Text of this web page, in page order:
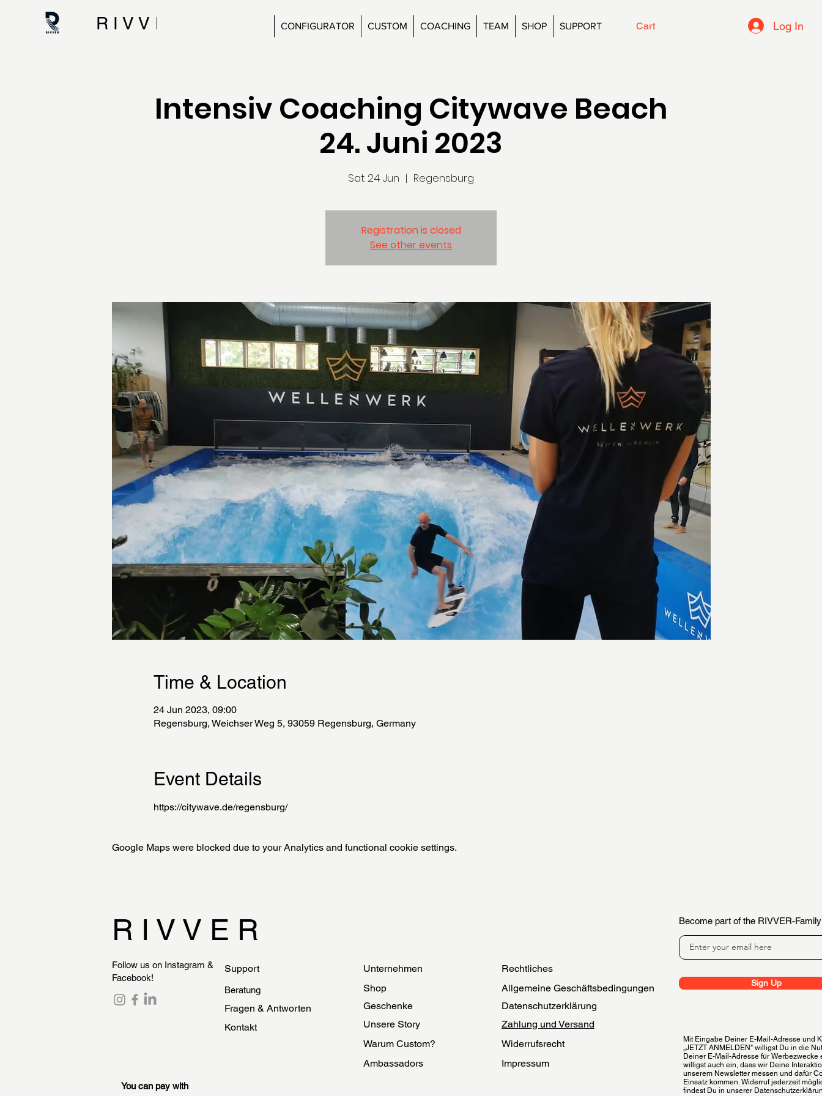
R I V V E R CONFIGURATOR CUSTOM COACHING TEAM SHOP SUPPORT Cart Log In
Intensiv Coaching Citywave Beach
24. Juni 2023
Sat 24 Jun
  |
Regensburg
Registration is closed
See other events
Time & Location
24 Jun 2023, 09:00
Regensburg, Weichser Weg 5, 93059 Regensburg, Germany
Event Details
https://citywave.de/regensburg/
Google Maps were blocked due to your Analytics and functional cookie settings.
R I V V E R
Follow us on Instagram &
Facebook!
Support
Beratung
Fragen & Antworten
Kontakt
Unternehmen
Shop
Geschenke
Unsere Story
Warum Custom?
Ambassadors
Rechtliches
Allgemeine Geschäftsbedingungen
Datenschutzerklärung
Zahlung und Versand
Widerrufsrecht
Impressum
You can pay with
Become part of the RIVVER-
Sign Up
Mit Eingabe Deiner E-Mail-Adresse und
„JETZT ANMELDEN" willigst Du in die
Deiner E-Mail-Adresse für Werbezwecke
willigst auch ein, dass wir Deine
unserem Newsletter messen und dafür
Einsatz kommen. Widerruf jederzeit
findest Du in unserer